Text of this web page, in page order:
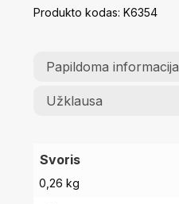
Produkto kodas: K6354
Papildoma informacija
Užklausa
Svoris
0,26 kg